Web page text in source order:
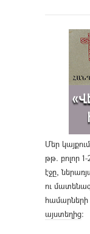
Մեր
թթ. բոլոր
էջը,
ու
համարների
այստեղից։